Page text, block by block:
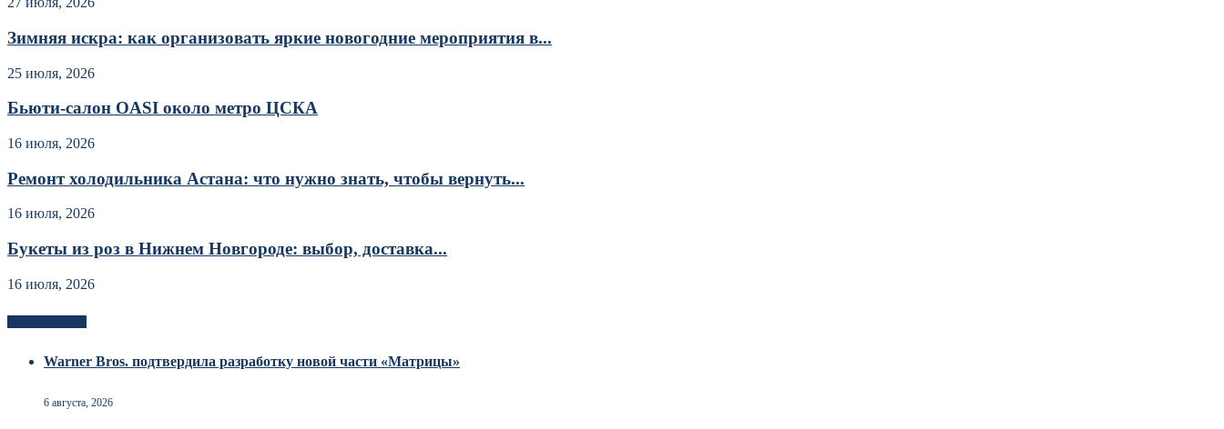
Зимняя искра: как организовать яркие новогодние мероприятия в...
25 июля, 2026
Бьюти-салон OASI около метро ЦСКА
16 июля, 2026
Ремонт холодильника Астана: что нужно знать, чтобы вернуть...
16 июля, 2026
Букеты из роз в Нижнем Новгороде: выбор, доставка...
16 июля, 2026
Warner Bros. подтвердила разработку новой части «Матрицы»
6 августа, 2026